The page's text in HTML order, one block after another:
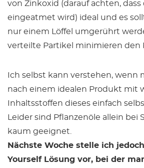
von Zinkoxid (darauf achten, dass
eingeatmet wird) ideal und es
nur einem Löffel umgerührt
verteilte Partikel minimieren den
Ich selbst kann verstehen, wenn
nach einem idealen Produkt mit
Inhaltsstoffen dieses einfach
Leider sind Pflanzenöle allein bei
kaum geeignet.
Nächste Woche stelle ich
Yourself Lösung vor, bei der